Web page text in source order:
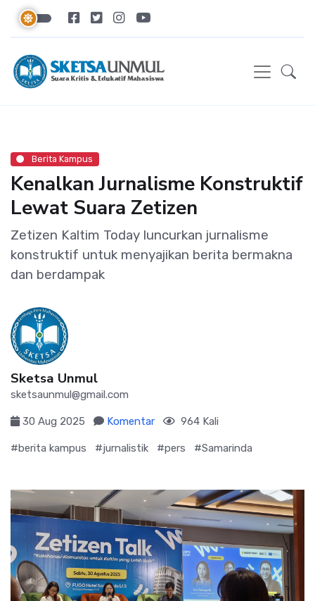
Berita Kampus
Kenalkan Jurnalisme Konstruktif
Lewat Suara Zetizen
Zetizen Kaltim Today luncurkan jurnalisme
konstruktif untuk menyajikan berita bermakna
dan berdampak
Sketsa Unmul
sketsaunmul@gmail.com
30 Aug 2025 Komentar 964 Kali
#berita kampus #jurnalistik #pers #Samarinda